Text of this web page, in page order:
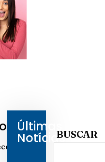
Últimas
NotíciasBUSCAR